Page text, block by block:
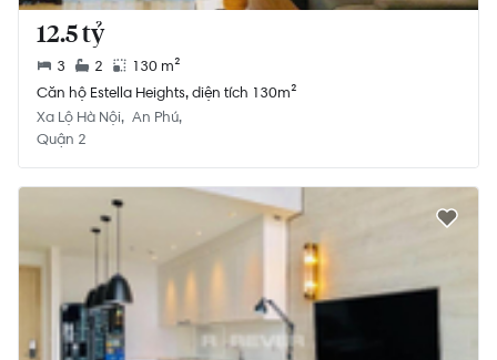
12.5 tỷ
3 2
130 m²
Căn hộ Estella Heights, diện tích 130m²
Xa Lộ Hà Nội An Phú
Quận 2